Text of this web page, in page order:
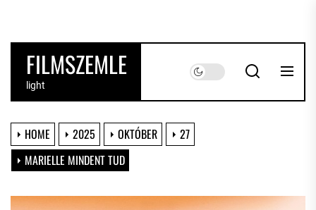
the
contentFILMSZEMLE
light
HOME 2025 OKTÓBER
27
MARIELLE MINDENT TUD